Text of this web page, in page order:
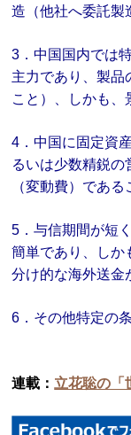
造（他社へ委託製
3．中国国内では
主力であり、製品
こと）、しかも、
4．中国に固定資
るいは少数精鋭の
（変動費）であ
5．与信期間が短
簡単であり、しか
分け的な海外送金
6．その他特定の条
連載： 立花聡の「